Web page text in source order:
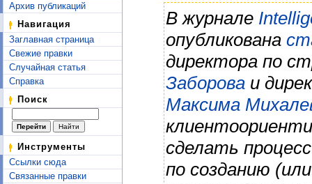
Архив публикаций
Навигация
Заглавная страница
Свежие правки
Случайная статья
Справка
Поиск
Инструменты
Ссылки сюда
Связанные правки
В журнале
опубликована
директора по
Заборова и
Максима
сделать
по созданию